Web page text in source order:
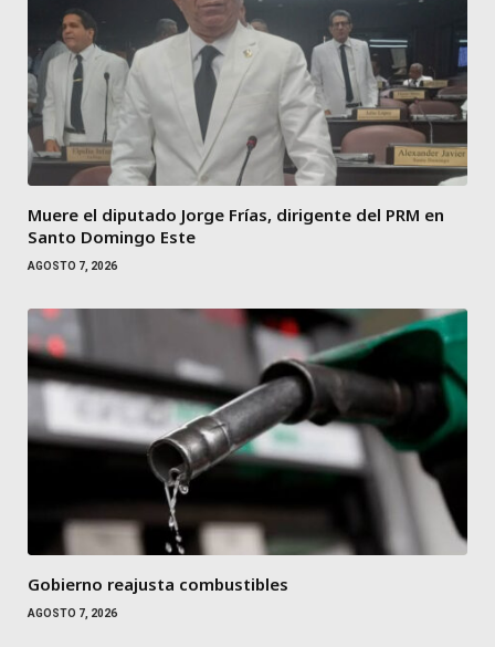
Muere el diputado Jorge Frías, dirigente del PRM en
Santo Domingo Este
AGOSTO 7, 2026
Gobierno reajusta combustibles
AGOSTO 7, 2026